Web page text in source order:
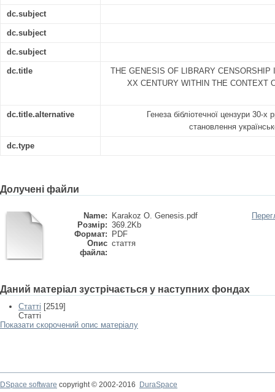
dc.subject
dc.subject
dc.subject
dc.title
THE GENESIS OF LIBRARY CENSORSHIP
XX CENTURY WITHIN THE CONTEXT
dc.title.alternative
Генеза бібліотечної цензури 30-х
становлення
dc.type
Долучені файли
Name:
Karakoz O. Genesis.pdf
Розмір: 369.2Kb
Формат:
PDF
Опис
файла:
стаття
Даний матеріал зустрічається у наступних фондах
Статті [2519]
Статті
Показати скорочений опис матеріалу
DSpace software copyright © 2002-2016 DuraSpace